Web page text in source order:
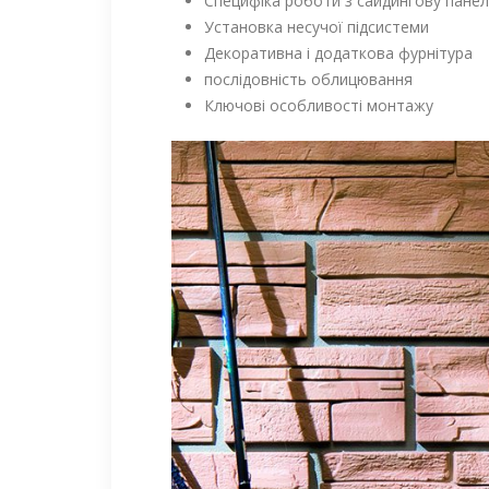
Установка несучої підсистеми
Декоративна і додаткова фурнітура
послідовність облицювання
Ключові особливості монтажу